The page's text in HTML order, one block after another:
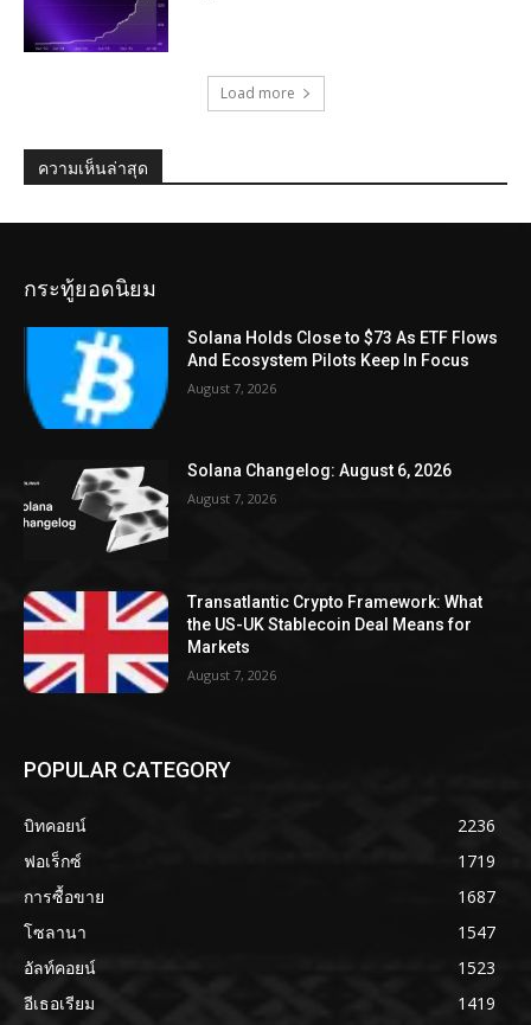
Load more
ความเห็นล่าสุด
กระทู้ยอดนิยม
Solana Holds Close to $73 As ETF Flows
And Ecosystem Pilots Keep In Focus
August 7, 2026
Solana Changelog: August 6, 2026
August 7, 2026
Transatlantic Crypto Framework: What
the US-UK Stablecoin Deal Means for
Markets
August 7, 2026
POPULAR CATEGORY
บิทคอยน์
2236
ฟอเร็กซ์
1719
การซื้อขาย
1687
โซลานา
1547
อัลท์คอยน์
1523
อีเธอเรียม
1419